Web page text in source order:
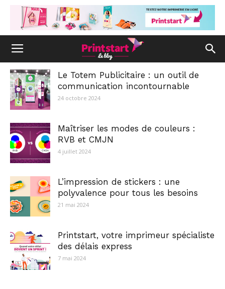
Le Totem Publicitaire : un outil de
communication incontournable
24 octobre 2024
Maîtriser les modes de couleurs :
RVB et CMJN
4 juillet 2024
L’impression de stickers : une
polyvalence pour tous les besoins
21 mai 2024
Printstart, votre imprimeur spécialiste
des délais express
7 mai 2024